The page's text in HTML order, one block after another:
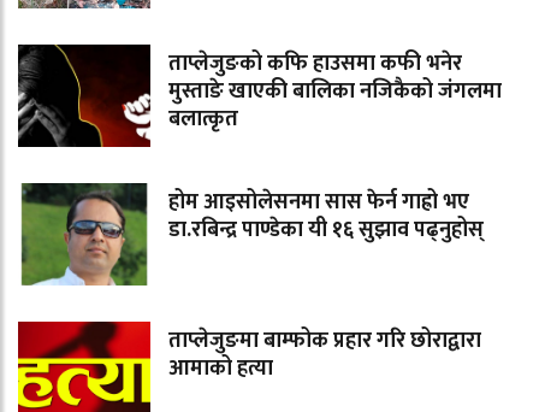
ताप्लेजुङको कफि हाउसमा कफी भनेर
मुस्ताङे खाएकी बालिका नजिकैको जंगलमा
बलात्कृत
होम आइसोलेसनमा सास फेर्न गाह्रो भए
डा.रबिन्द्र पाण्डेका यी १६ सुझाव पढ्नुहोस्
ताप्लेजुङमा बाम्फोक प्रहार गरि छोराद्वारा
आमाको हत्या